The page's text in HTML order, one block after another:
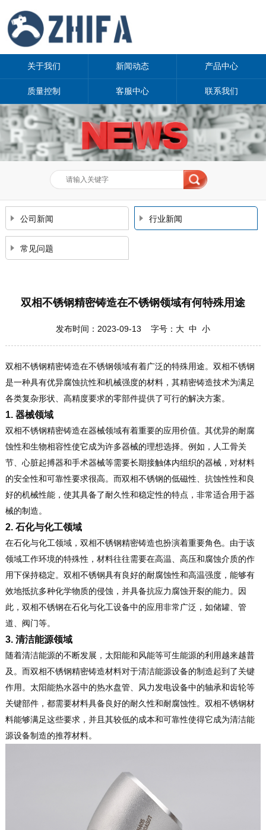
关于我们 新闻动态 产品中心
质量控制 客服中心 联系我们
公司新闻 行业新闻
常见问题
双相不锈钢精密铸造在不锈钢领域有何特殊用途
发布时间：2023-09-13 字号： 大 中 小
双相不锈钢精密铸造在不锈钢领域有着广泛的特殊用途。双相不锈钢
是一种具有优异腐蚀抗性和机械强度的材料，其精密铸造技术为满足
各类复杂形状、高精度要求的零部件提供了可行的解决方案。
1. 器械领域
双相不锈钢精密铸造在器械领域有着重要的应用价值。其优异的耐腐
蚀性和生物相容性使它成为许多器械的理想选择。例如，人工骨关
节、心脏起搏器和手术器械等需要长期接触体内组织的器械，对材料
的安全性和可靠性要求很高。而双相不锈钢的低磁性、抗蚀性性和良
好的机械性能，使其具备了耐久性和稳定性的特点，非常适合用于器
械的制造。
2. 石化与化工领域
在石化与化工领域，双相不锈钢精密铸造也扮演着重要角色。由于该
领域工作环境的特殊性，材料往往需要在高温、高压和腐蚀介质的作
用下保持稳定。双相不锈钢具有良好的耐腐蚀性和高温强度，能够有
效地抵抗多种化学物质的侵蚀，并具备抗应力腐蚀开裂的能力。因
此，双相不锈钢在石化与化工设备中的应用非常广泛，如储罐、管
道、阀门等。
3. 清洁能源领域
随着清洁能源的不断发展，太阳能和风能等可生能源的利用越来越普
及。而双相不锈钢精密铸造材料对于清洁能源设备的制造起到了关键
作用。太阳能热水器中的热水盘管、风力发电设备中的轴承和齿轮等
关键部件，都需要材料具备良好的耐久性和耐腐蚀性。双相不锈钢材
料能够满足这些要求，并且其较低的成本和可靠性使得它成为清洁能
源设备制造的推荐材料。